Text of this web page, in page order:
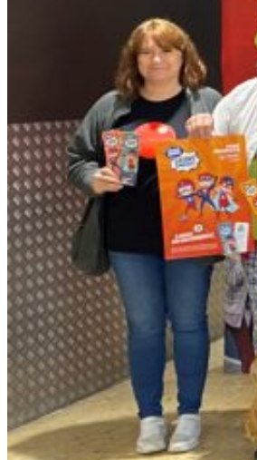
Así somos
Todo nuestro ADN: un
Cooperativa
Somos por y para las
Fundación
A través de nuestra
Compromisos